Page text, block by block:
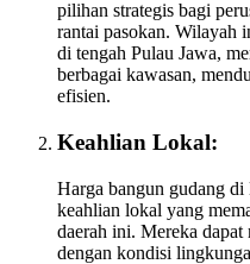
pilihan strategis bagi
rantai pasokan. Wilayah
di tengah Pulau Jawa,
berbagai kawasan,
efisien.
Keahlian Lokal:
Harga bangun gudang
keahlian lokal yang
daerah ini. Mereka dapat
dengan kondisi